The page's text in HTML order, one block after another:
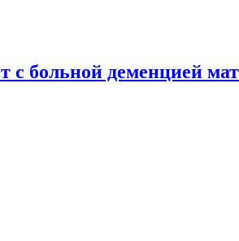
с больной деменцией